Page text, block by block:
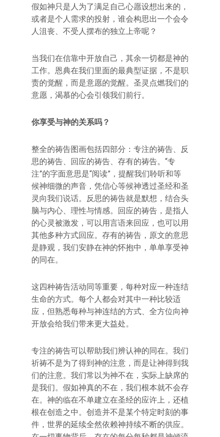
假如神只是人为了满足自己心愿设想出来的，
或者是个人需求的投射，谁会构思出一个会令
人沮丧、不受人摆布的独立上帝呢？
当我们在信靠中开放自己，其余一切都是神的
工作。恩典在我们里面的最典型证据，不是职
责的觉醒，而是意愿的觉醒。圣灵点燃我们的
意愿，渴慕的心会引领我们前行。
你享受与神的关系吗？
整全的祷告图画包括四部分：专注的祷告、反
思的祷告、回应的祷告、存有的祷告。“专
注”的字面意思是“阅读”，提醒我们聆听和等
候神细微的声音，凭信心等候神透过圣经和圣
灵向我们说话。反思的祷告就是默想，结合头
脑与内心、理性与情感。回应的祷告，是指人
的心灵被激发，可以用言语来回应，也可以用
其他多种方式回应。存有的祷告，原文的意思
是静观，我们安静在神的怀抱中，单单享受神
的同在。
这四种祷告活动同等重要，每种对应一种连结
生命的方式。每个人都会对其中一种比较适
应，但熟悉每种与神连结的方式、全方位向神
开放会给我们带来更大益处。
专注的祷告可以帮助我们辨认神的同在。我们
祈祷不是为了得到神的注意，而是让神得到我
们的注意。我们常以为神不在，实际上缺席的
是我们。假如神真的不在，我们根本就不会存
在。神的临在不单建立在圣经的应许上，还植
根在创造之中。创造并不是某个特定时刻的事
件，世界的延续全然依赖神持续不断的供应。